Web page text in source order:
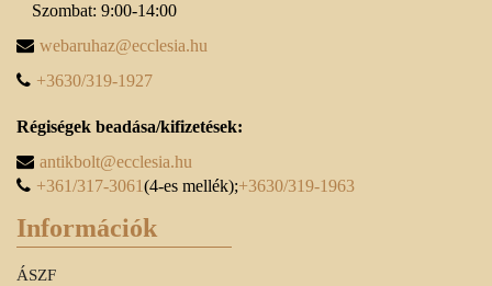
Szombat: 9:00-14:00
webaruhaz@ecclesia.hu
+3630/319-1927
Régiségek beadása/kifizetések:
antikbolt@ecclesia.hu
+361/317-3061(4-es mellék);+3630/319-1963
Információk
ÁSZF